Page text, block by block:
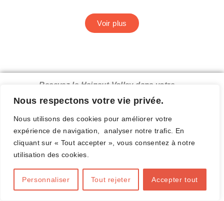
Nous respectons votre vie privée.
Nous utilisons des cookies pour améliorer votre
expérience de navigation, analyser notre trafic. En
cliquant sur « Tout accepter », vous consentez à notre
utilisation des cookies.
Personnaliser Tout rejeter Accepter tout
Voir plus
Recevez le Hainaut Volley dans votre
boîte mail.
Complétez ce formulaire
E-mail valide